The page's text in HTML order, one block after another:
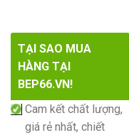
TẠI SAO MUA
HÀNG TẠI
BEP66.VN!
Cam kết chất lượng,
giá rẻ nhất, chiết